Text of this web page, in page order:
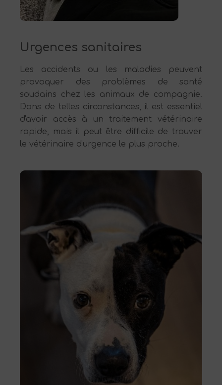
Urgences sanitaires
Les accidents ou les maladies peuvent
provoquer des problèmes de santé
soudains chez les animaux de compagnie.
Dans de telles circonstances, il est essentiel
d'avoir accès à un traitement vétérinaire
rapide, mais il peut être difficile de trouver
le vétérinaire d'urgence le plus proche.